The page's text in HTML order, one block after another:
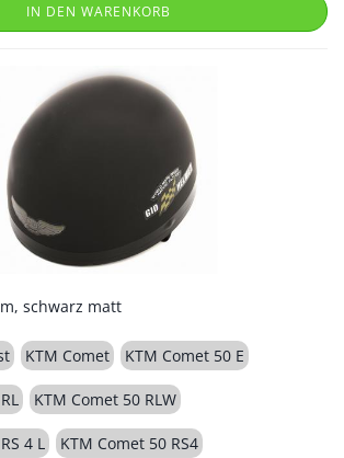
IN DEN WARENKORB
schwarz matt
KTM Comet KTM Comet 50 E
KTM Comet 50 RLW
4 L KTM Comet 50 RS4